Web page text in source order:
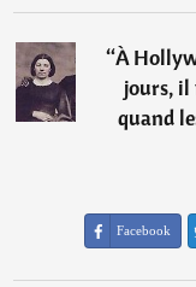
“À
jours, il
quand
Facebook